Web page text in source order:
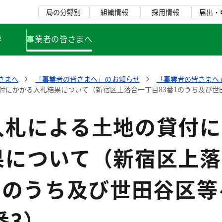
局の分野別 組織情報 採用情報 届出
事業者の皆さまへ
まへ 「事業者の皆さまへ」のお知らせ
「事業者の皆さま
にかかる入札結果について（新宿区上落合一丁目83番1のうち及び
による土地の貸付
ついて（新宿区上
うち及び世田谷区